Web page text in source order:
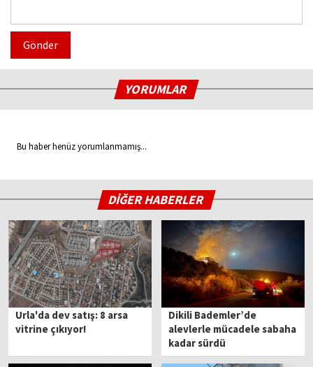
Gönder
YORUMLAR
Bu haber henüz yorumlanmamış...
DİĞER HABERLER
Urla'da dev satış: 8 arsa
vitrine çıkıyor!
Dikili Bademler’de
alevlerle mücadele sabaha
kadar sürdü